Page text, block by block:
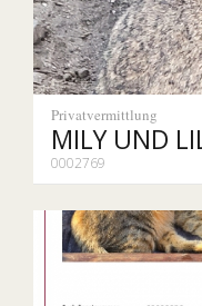
Privatvermittlung
MILY UND
0002769